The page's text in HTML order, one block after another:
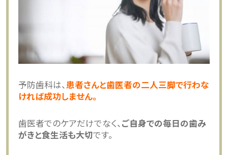
予防歯科は、患者さんと歯医者の二人三脚で行わな
ければ成功しません。
歯医者でのケアだけでなく、ご自身での毎日の歯み
がきと食生活も大切です。